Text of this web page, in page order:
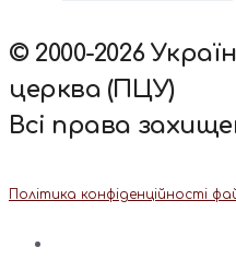
© 2000-2026
церква (ПЦУ)
Всі права
Політика конфіденційності